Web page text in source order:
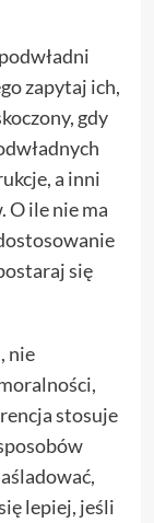
zapytaj ich,
gdy
a inni
O ile nie ma
się
nie
stosuje
lepiej, jeśli